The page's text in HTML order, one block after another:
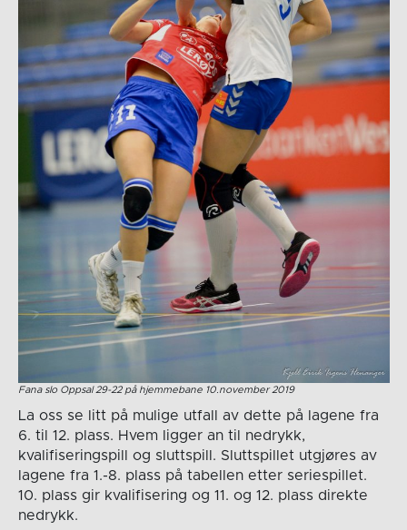
Fana slo Oppsal 29-22 på hjemmebane 10.november 2019
La oss se litt på mulige utfall av dette på lagene fra
6. til 12. plass. Hvem ligger an til nedrykk,
kvalifiseringspill og sluttspill. Sluttspillet utgjøres av
lagene fra 1.-8. plass på tabellen etter seriespillet.
10. plass gir kvalifisering og 11. og 12. plass direkte
nedrykk.